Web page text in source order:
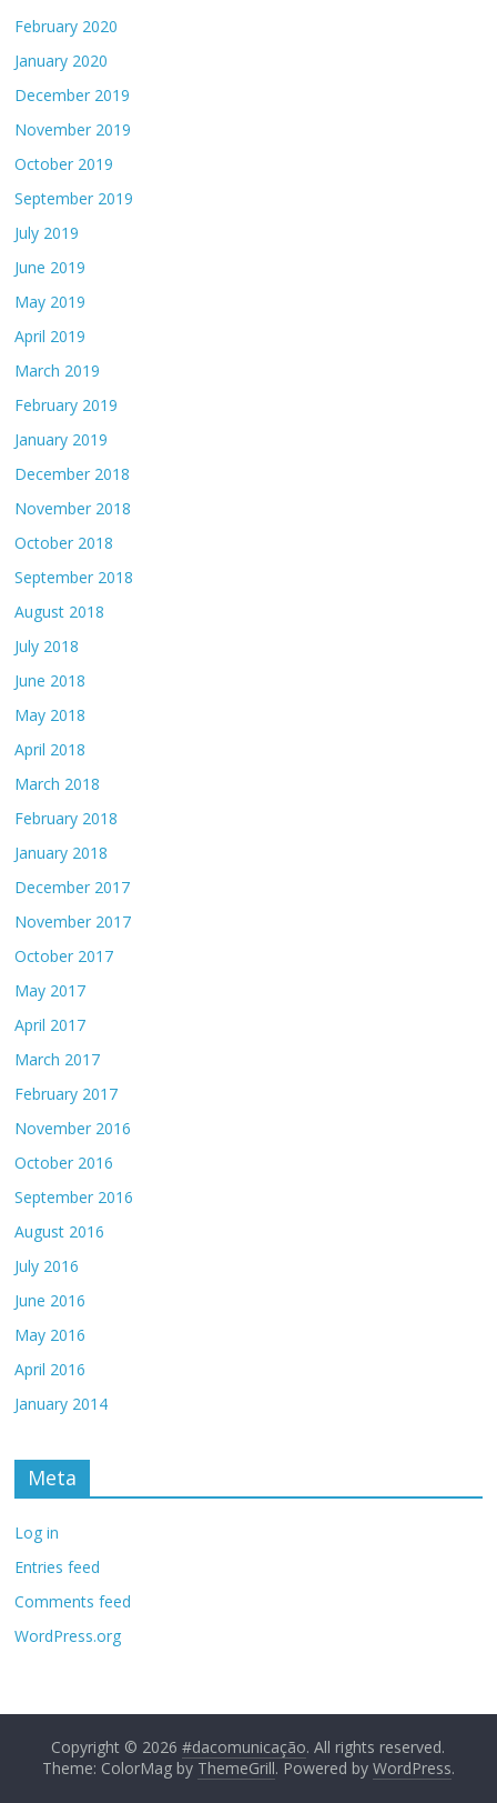
February 2020
January 2020
December 2019
November 2019
October 2019
September 2019
July 2019
June 2019
May 2019
April 2019
March 2019
February 2019
January 2019
December 2018
November 2018
October 2018
September 2018
August 2018
July 2018
June 2018
May 2018
April 2018
March 2018
February 2018
January 2018
December 2017
November 2017
October 2017
May 2017
April 2017
March 2017
February 2017
November 2016
October 2016
September 2016
August 2016
July 2016
June 2016
May 2016
April 2016
January 2014
Meta
Log in
Entries feed
Comments feed
WordPress.org
Copyright © 2026#dacomunicação. All rights reserved.
Theme: ColorMag by ThemeGrill. Powered by WordPress.